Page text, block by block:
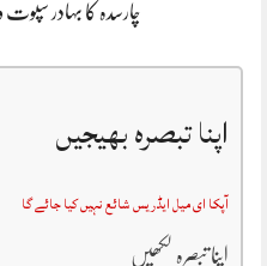
چارسدہ کا بہادر
اپنا تبصرہ بھیجیں
آپکا ای میل ایڈریس شائع نہیں کیا جائے گا
اپنا تبصرہ لکھیں